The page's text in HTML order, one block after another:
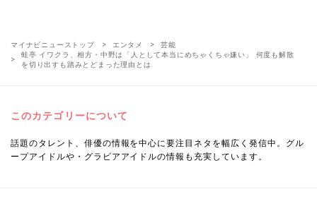
マイナビニューストップ エンタメ
芸能
蛙亭 イワクラ、相方・中野は「人として本当にめちゃくちゃ嫌い」 何度も解散
を切り出すも踏みとどまった理由とは
このカテゴリーについて
話題のタレント、俳優の情報を中心に要注目ネタを幅広く発信中。グル
ープアイドルや・グラビアアイドルの情報も充実しています。